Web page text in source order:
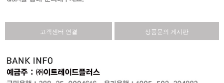
고객센터 연결 상품문의 게시판